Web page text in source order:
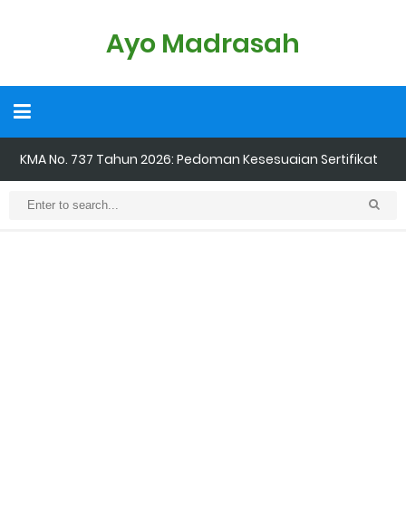
Ayo Madrasah
KMA No. 737 Tahun 2026: Pedoman Kesesuaian Sertifikat